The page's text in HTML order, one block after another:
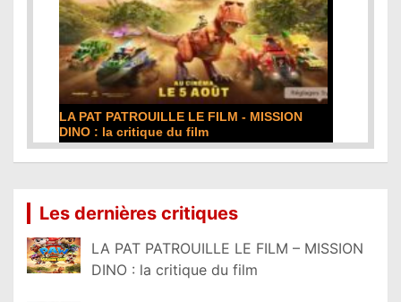
LA PAT PATROUILLE LE FILM - MISSION
DINO : la critique du film
Les dernières critiques
LA PAT PATROUILLE LE FILM – MISSION
DINO : la critique du film